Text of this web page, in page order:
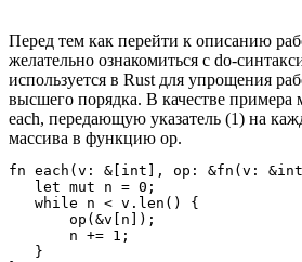
Перед тем как перейти к описанию
желательно ознакомиться с do-
используется в Rust для упрощения
высшего порядка. В качестве
each, передающую указатель (1) на
массива в функцию op.
fn each(v: &[int], op: &fn(v:
   let mut n = 0;
   while n < v.len() {
       op(&v[n]);			// (1)
       n += 1;
   }